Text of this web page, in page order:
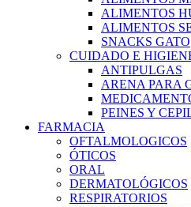
ALIMENTOS
ALIMENTOS
SNACKS GATO
CUIDADO E
ANTIPULGAS
ARENA PARA
PEINES Y
FARMACIA
OFTALMOLOGICOS
ÓTICOS
ORAL
DERMATOLÓGICOS
RESPIRATORIOS